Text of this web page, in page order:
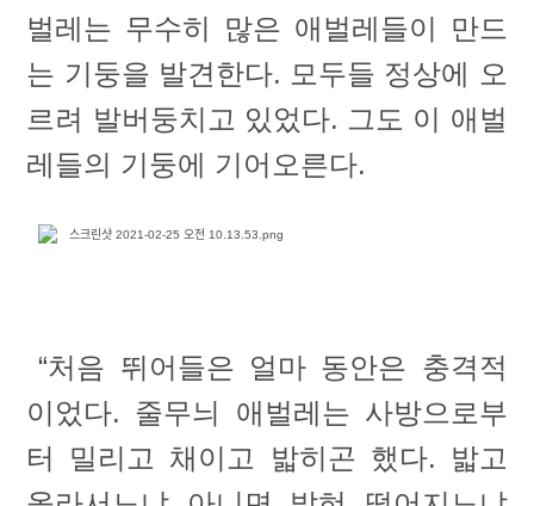
벌레는 무수히 많은 애벌레들이 만드
는 기둥을 발견한다. 모두들 정상에 오
르려 발버둥치고 있었다. 그도 이 애벌
레들의 기둥에 기어오른다.
“처음 뛰어들은 얼마 동안은 충격적
이었다. 줄무늬 애벌레는 사방으로부
터 밀리고 채이고 밟히곤 했다. 밟고